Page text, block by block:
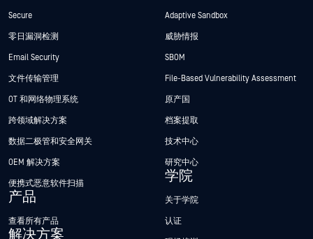
Secure
零日漏洞检测
Email Security
文件传输管理
OT 和网络物理系统
跨领域解决方案
数据二极管和安全网关
OEM 解决方案
便携式恶意软件扫描
产品
查看所有产品
解决方案
Adaptive Sandbox
威胁情报
SBOM
File-Based Vulnerability Assessment
原产国
档案提取
技术中心
研究中心
学院
关于学院
认证